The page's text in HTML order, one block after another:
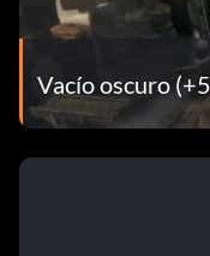
Objetivo: 99 globos
están en una burbuja
Asesino del
Objetivo: Cliffhanger
Vacío oscuro